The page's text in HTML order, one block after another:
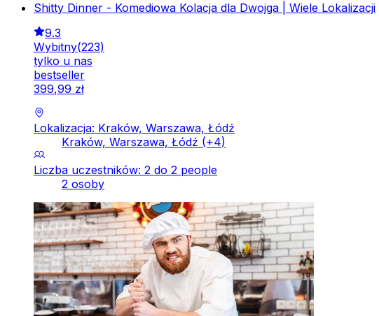
Shitty Dinner - Komediowa Kolacja dla Dwojga | Wiele Lokalizacji
9.3
Wybitny(223)
tylko u nas
bestseller
399,99 zł
Lokalizacja: Kraków, Warszawa, Łódź
Kraków, Warszawa, Łódź (+4)
Liczba uczestników: 2 do 2 people
2 osoby